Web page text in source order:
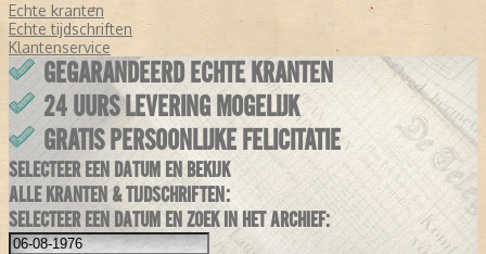
Echte kranten
Echte tijdschriften
Klantenservice
GEGARANDEERD ECHTE KRANTEN
24 UURS LEVERING MOGELIJK
GRATIS PERSOONLIJKE FELICITATIE
SELECTEER EEN DATUM EN BEKIJK
ALLE KRANTEN & TIJDSCHRIFTEN:
SELECTEER EEN DATUM EN ZOEK IN HET ARCHIEF: